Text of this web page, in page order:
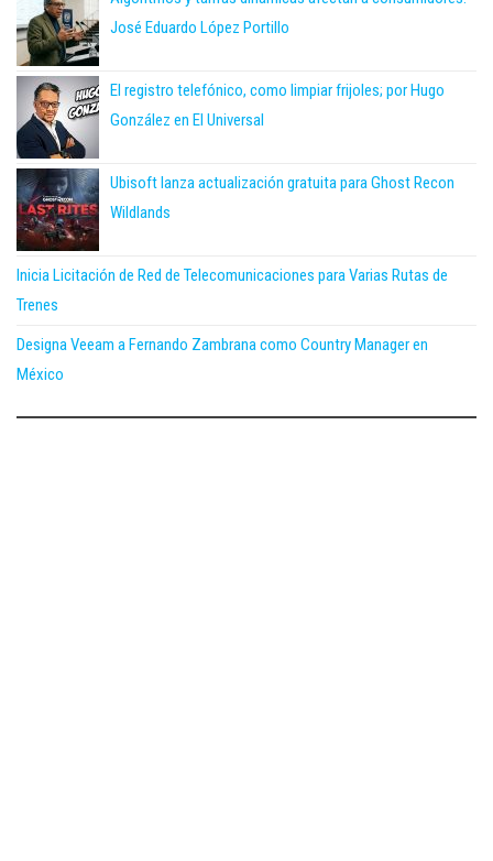
José Eduardo López Portillo
El registro telefónico, como limpiar frijoles; por Hugo
González en El Universal
Ubisoft lanza actualización gratuita para Ghost Recon
Wildlands
Inicia Licitación de Red de Telecomunicaciones para Varias Rutas de
Trenes
Designa Veeam a Fernando Zambrana como Country Manager en
México